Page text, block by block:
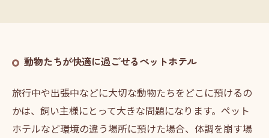
動物たちが快適に過ごせるペットホテル
旅行中や出張中などに大切な動物たちをどこに預けるの
かは、飼い主様にとって大きな問題になります。ペット
ホテルなど環境の違う場所に預けた場合、体調を崩す場